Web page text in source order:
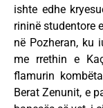
ishte edhe
rininë studentore
në Pozheran, ku
me rrethin e
flamurin
Berat Zenunit, e